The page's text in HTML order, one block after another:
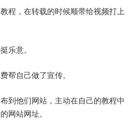
程，在转载的时候顺带给视频打上
乐意。
帮自己做了宣传。
到他们网站，主动在自己的教程中
网站网址。